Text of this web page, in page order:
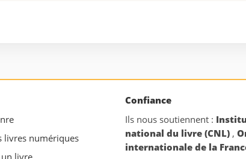
livres numériques
Confiance
Ils nous soutiennent :
national du livre (CNL) ,
internationale de la